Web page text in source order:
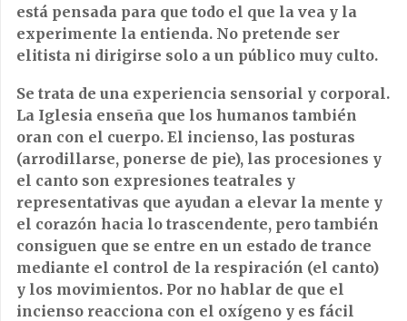
está pensada para que todo el que la vea y la
experimente la entienda. No pretende ser
elitista ni dirigirse solo a un público muy culto.
Se trata de una experiencia sensorial y corporal.
La Iglesia enseña que los humanos también
oran con el cuerpo. El incienso, las posturas
(arrodillarse, ponerse de pie), las procesiones y
el canto son expresiones teatrales y
representativas que ayudan a elevar la mente y
el corazón hacia lo trascendente, pero también
consiguen que se entre en un estado de trance
mediante el control de la respiración (el canto)
y los movimientos. Por no hablar de que el
incienso reacciona con el oxígeno y es fácil